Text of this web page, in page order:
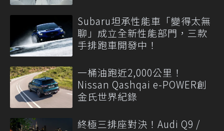
Subaru坦承性能車「變得太無
聊」成立全新性能部門，三款
手排跑車開發中！
一桶油跑近2,000公里！
Nissan Qashqai e-POWER創
金氏世界紀錄
終極三排座對決！Audi Q9 /